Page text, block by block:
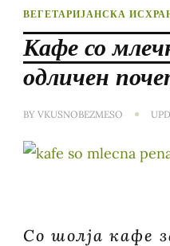
ВЕГЕТАРИЈАНСКА
Кафе со
одличен
BY VKUSNOBEZMESO
Со шолја кафе